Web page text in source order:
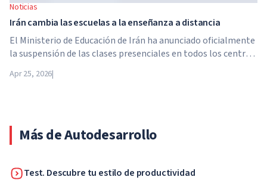
Noticias
Irán cambia las escuelas a la enseñanza a distancia
El Ministerio de Educación de Irán ha anunciado oficialmente
la suspensión de las clases presenciales en todos los centros
colegios y universidades pasan a la enseñanza a distancia por
Apr 25, 2026|
Más de Autodesarrollo
Test. Descubre tu estilo de productividad